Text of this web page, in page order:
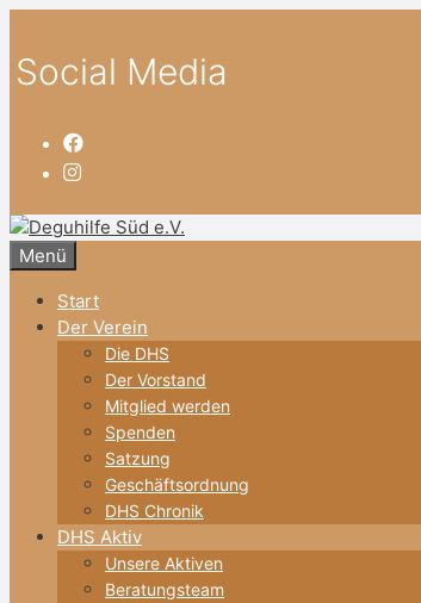
springen
Social Media
Menü
Start
Der Verein
Die DHS
Der Vorstand
Mitglied werden
Spenden
Satzung
Geschäftsordnung
DHS Chronik
DHS Aktiv
Unsere Aktiven
Beratungsteam